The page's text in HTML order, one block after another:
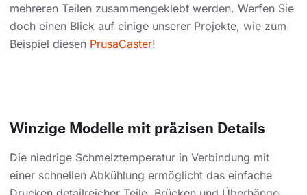
mehreren Teilen zusammengeklebt werden. Werfen Sie
doch einen Blick auf einige unserer Projekte, wie zum
Beispiel diesen PrusaCaster!
Winzige Modelle mit präzisen Details
Die niedrige Schmelztemperatur in Verbindung mit
einer schnellen Abkühlung ermöglicht das einfache